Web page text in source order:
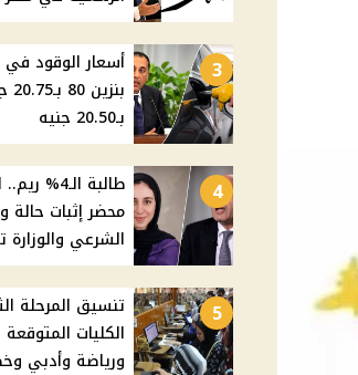
3
أسعار الوقود
بـ20.50 جنيه
4
طالبة
محضر إثبات
الشرعي والوزارة
5
الكليات
ورياضة وأدبي